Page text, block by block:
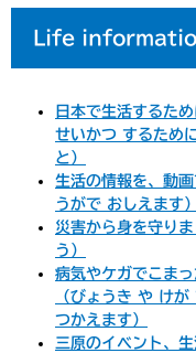
Life information
日本で生活するた
せいかつ するため
と）
生活の情報を、動
うがで おしえます）
災害から身を守り
う）
病気やケガでこま
（びょうき や け
つかえます）
三原のイベント